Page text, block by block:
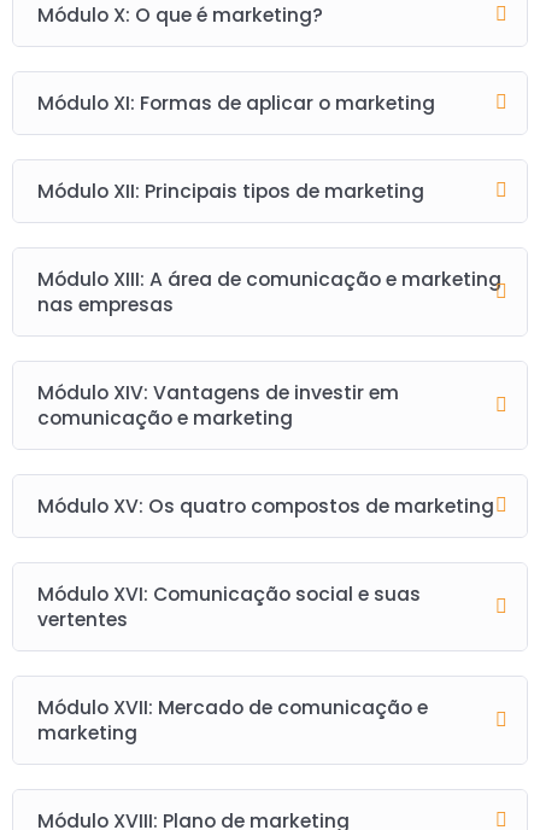
Módulo X: O que é marketing?
Módulo XI: Formas de aplicar o marketing
Módulo XII: Principais tipos de marketing
Módulo XIII: A área de comunicação e marketing
nas empresas
Módulo XIV: Vantagens de investir em
comunicação e marketing
Módulo XV: Os quatro compostos de marketing
Módulo XVI: Comunicação social e suas
vertentes
Módulo XVII: Mercado de comunicação e
marketing
Módulo XVIII: Plano de marketing